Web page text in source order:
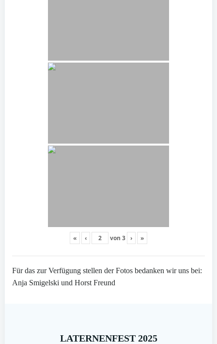
« ‹ von 3 › »
Für das zur Verfügung stellen der Fotos bedanken wir uns bei:
Anja Smigelski und Horst Freund
LATERNENFEST 2025